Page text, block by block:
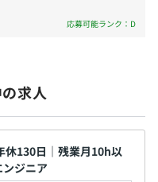
進みたい」 「技術だ
応募可能ランク：D
求人
休130日｜残業月10h以
ジニア